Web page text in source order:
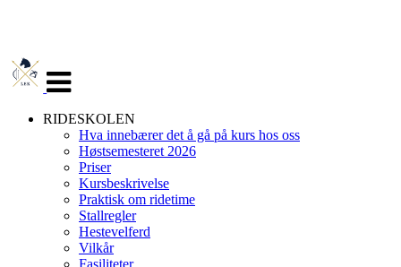
navigasjon
RIDESKOLEN
Hva innebærer det å gå på kurs hos oss
Høstsemesteret 2026
Priser
Kursbeskrivelse
Praktisk om ridetime
Stallregler
Hestevelferd
Vilkår
Fasiliteter